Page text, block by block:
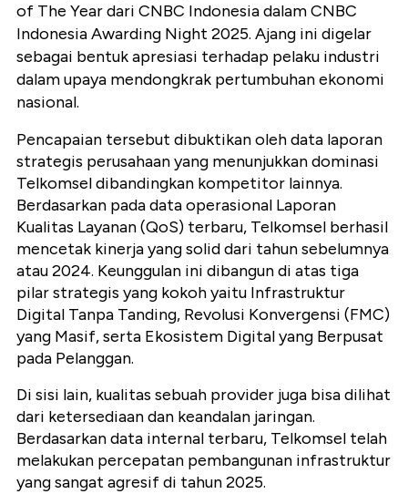
of The Year dari CNBC Indonesia dalam CNBC
Indonesia Awarding Night 2025. Ajang ini digelar
sebagai bentuk apresiasi terhadap pelaku industri
dalam upaya mendongkrak pertumbuhan ekonomi
nasional.
Pencapaian tersebut dibuktikan oleh data laporan
strategis perusahaan yang menunjukkan dominasi
Telkomsel dibandingkan kompetitor lainnya.
Berdasarkan pada data operasional Laporan
Kualitas Layanan (QoS) terbaru, Telkomsel berhasil
mencetak kinerja yang solid dari tahun sebelumnya
atau 2024. Keunggulan ini dibangun di atas tiga
pilar strategis yang kokoh yaitu Infrastruktur
Digital Tanpa Tanding, Revolusi Konvergensi (FMC)
yang Masif, serta Ekosistem Digital yang Berpusat
pada Pelanggan.
Di sisi lain, kualitas sebuah provider juga bisa dilihat
dari ketersediaan dan keandalan jaringan.
Berdasarkan data internal terbaru, Telkomsel telah
melakukan percepatan pembangunan infrastruktur
yang sangat agresif di tahun 2025.